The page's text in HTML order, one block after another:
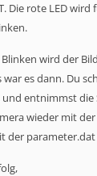
Die rote LED
wird der
es dann. Du
entnimmst die
wieder mit
der parameter.dat